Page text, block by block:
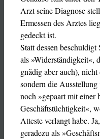
Arzt seine Diagnose
Ermessen des Arztes
gedeckt ist.
Statt dessen
als »Widerständigkeit«,
gnädig aber auch),
sondern die
noch »gepaart mit einer
Geschäftstüchtigkeit«,
Atteste verlangt habe.
geradezu als